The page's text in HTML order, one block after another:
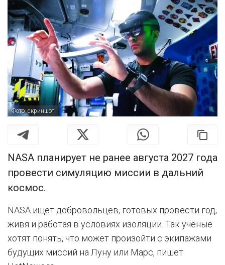
Фото: скриншот
NASA планирует не ранее августа 2027 года
провести симуляцию миссии в дальний
космос.
NASA ищет добровольцев, готовых провести год,
живя и работая в условиях изоляции. Так ученые
хотят понять, что может произойти с экипажами
будущих миссий на Луну или Марс, пишет